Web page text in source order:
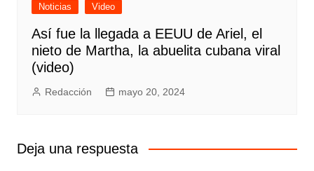
Noticias Video
Así fue la llegada a EEUU de Ariel, el
nieto de Martha, la abuelita cubana viral
(video)
Redacción mayo 20, 2024
Deja una respuesta